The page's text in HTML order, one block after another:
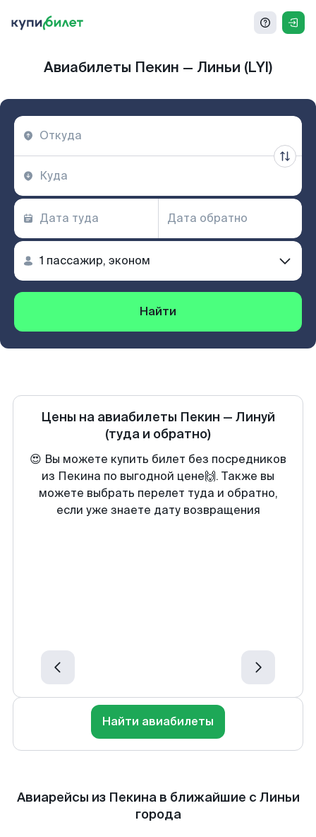
Авиабилеты Пекин — Линьи (LYI)
Найти
Цены на авиабилеты Пекин — Линуй
(туда и обратно)
😍 Вы можете купить билет без посредников
из Пекина по выгодной цене🙌. Также вы
можете выбрать перелет туда и обратно,
если уже знаете дату возвращения
Найти авиабилеты
Авиарейсы из Пекина в ближайшие с Линьи
города